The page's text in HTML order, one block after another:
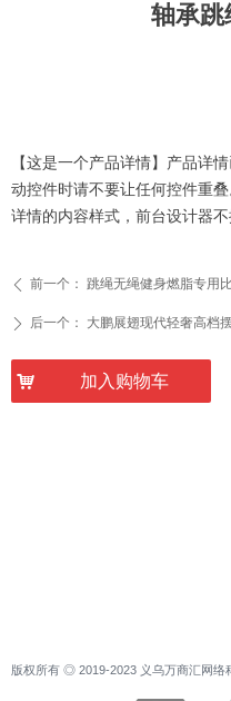
轴承跳
ꄴ 前一个： 跳绳无绳健身燃脂专用
ꄲ 后一个： 大鹏展翅现代轻奢高档
【这是一个产品详情】产品详
动控件时请不要让任何控件重
详情的内容样式，前台设计器不
낙 加入购物车
版权所有 ◎ 2019-2023 义乌万商汇网络